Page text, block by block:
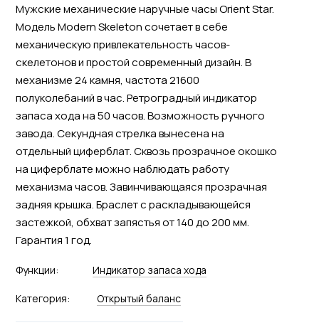
Мужские механические наручные часы Orient Star.
Модель Modern Skeleton сочетает в себе
механическую привлекательность часов-
скелетонов и простой современный дизайн. В
механизме 24 камня, частота 21600
полуколебаний в час. Ретроградный индикатор
запаса хода на 50 часов. Возможность ручного
завода. Секундная стрелка вынесена на
отдельный циферблат. Сквозь прозрачное окошко
на циферблате можно наблюдать работу
механизма часов. Завинчивающаяся прозрачная
задняя крышка. Браслет с раскладывающейся
застежкой, обхват запястья от 140 до 200 мм.
Гарантия 1 год.
Функции: Индикатор запаса хода
Категория: Открытый баланс